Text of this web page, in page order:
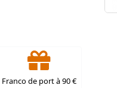
Franco de port à 90 €